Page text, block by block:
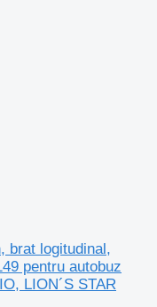
brat logitudinal,
pentru autobuz
LION´S STAR